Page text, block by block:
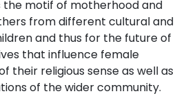
the motif of motherhood and
from different cultural and
and thus for the future of
that influence female
their religious sense as well as
of the wider community.